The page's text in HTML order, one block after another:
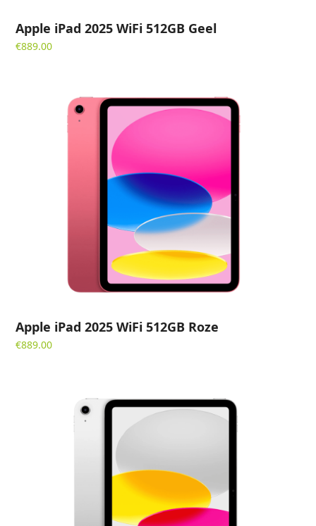
Apple iPad 2025 WiFi 512GB Geel
€889.00
Apple iPad 2025 WiFi 512GB Roze
€889.00